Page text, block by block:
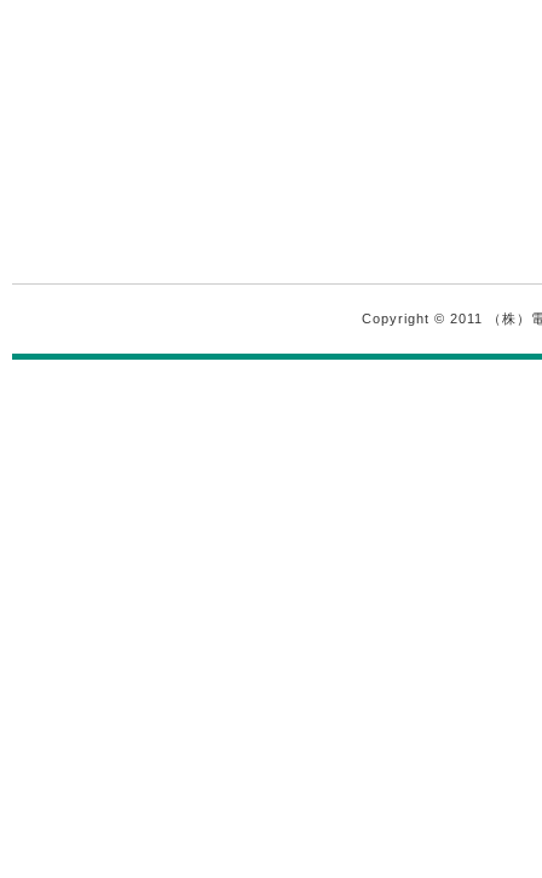
Copyright © 2011 （株）